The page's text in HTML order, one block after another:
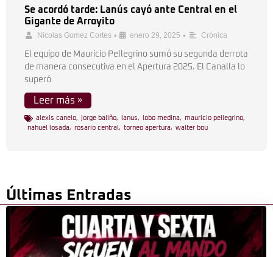
Se acordó tarde: Lanús cayó ante Central en el
Gigante de Arroyito
Nicolas Gomez Cortes • enero 29, 2025 • Crónica
El equipo de Mauricio Pellegrino sumó su segunda derrota
de manera consecutiva en el Apertura 2025. El Canalla lo
superó
Leer más »
alexis canelo, jorge baliño, lanus, lobo medina, mauricio pellegrino,
nahuel losada, rosario central , torneo apertura, walter bou
Últimas Entradas